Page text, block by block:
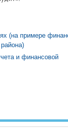
(на примере
и финансовой